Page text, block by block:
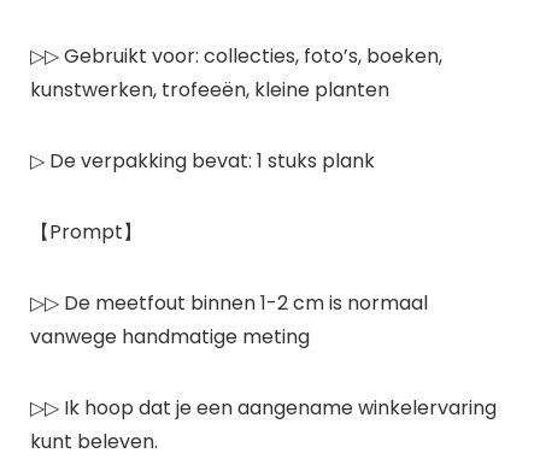
▷▷ Gebruikt voor: collecties, foto’s, boeken,
kunstwerken, trofeeën, kleine planten
▷ De verpakking bevat: 1 stuks plank
【Prompt】
▷▷ De meetfout binnen 1-2 cm is normaal
vanwege handmatige meting
▷▷ Ik hoop dat je een aangename winkelervaring
kunt beleven.